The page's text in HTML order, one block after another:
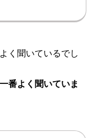
く聞いているでし
番よく聞いていま